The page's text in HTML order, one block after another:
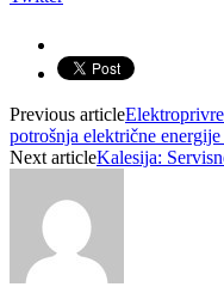
Previous article
potrošnja električne
Next articleKalesija: